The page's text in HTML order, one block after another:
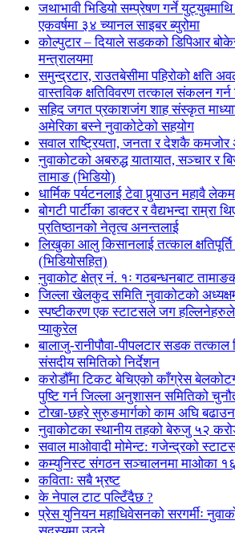
जथाभावी भिडियो सम्प्रेषण गर्ने
एकवर्षमा ३४ च्यानल साइबर ब्युरोमा
कोल्पुटार – दियाले सडकको डिपिआर
मन्त्रालयमा
समुन्द्रटार, राउतबेसीमा पहिरोको क्षति
वास्तविक क्षतिविवरण तत्काल संकलन गर्न
सहिद जगत प्रकाशजंग शाह संस्कृत
अमेरिका बस्ने नुवाकोटेको सहयोग
सवाल राष्ट्रियता, जनता र देशकै कमजोर
नुवाकोटको अबरुद्ध यातायात, सञ्चार र
तामाङ (भिडियो)
धार्मिक पर्यटनलाई टेवा पुर्‍याउन महावै
बोगटी पार्टीका डाक्टर र वैद्यभन्दा राम्रा
प्रतिष्ठानको नेतृत्व अनन्तलाई
लिखुका आलु किसानलाई तत्काल
(भिडियोसहित)
नुवाकोट क्षेत्र नं. १ः गठबन्धनबाट
जिल्ला खेलकुद समिति नुवाकोटको
स्पष्टीकरण एक स्टाटसले जग हल्लिनेहरुले
प्याकुरेल
बालाजु-रानीपौवा-पीपलटार सडक तत्काल
संसदीय समितिको निर्देशन
करोडौँमा टिकट बेचिएको काँग्रेस
पुष्टि गर्न जिल्ला अनुशासन समितिको
टोखा-छहरे सुरुङमार्गको काम अघि
नुवाकोटका स्थानीय तहको बेरुजु ५२
सवाल माओवादी मोमेन्ट: गजेन्द्रको
कम्युनिस्ट संगठन सञ्चालनमा माओका १६
कविताः सबै भ्रष्ट
के नेपाल टाट पल्टिँदैछ ?
प्रेस युनियन महाधिवेसनको सरगर्मीः